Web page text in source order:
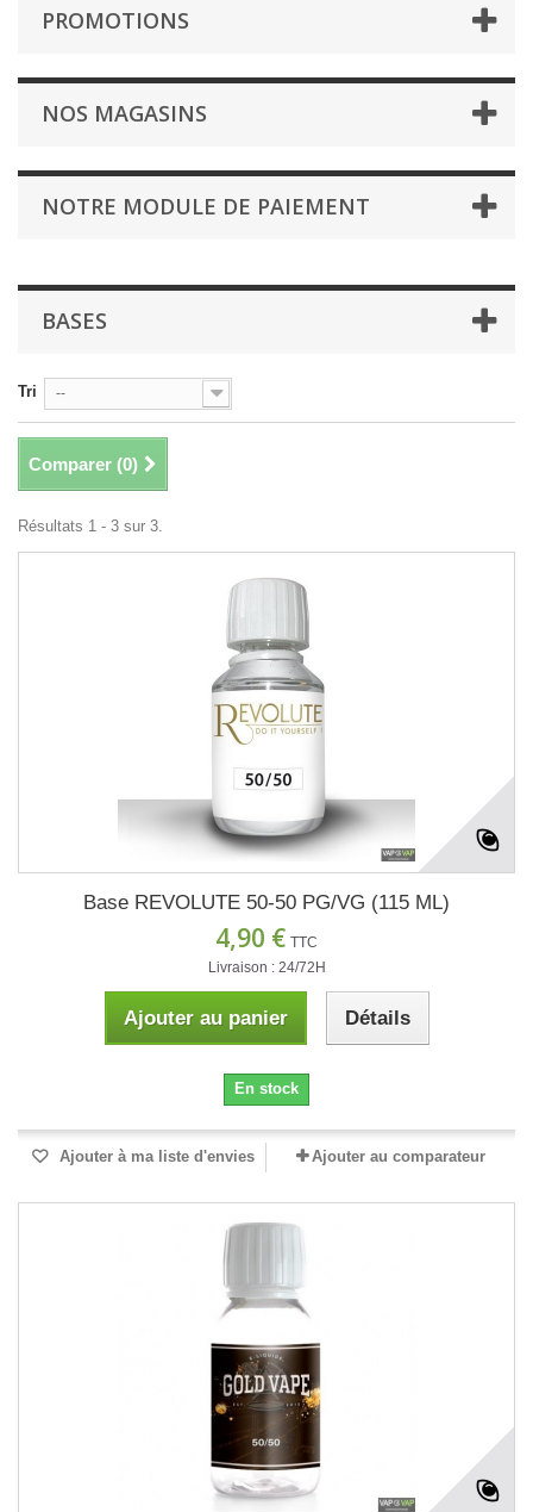
PROMOTIONS
NOS MAGASINS
NOTRE MODULE DE PAIEMENT
BASES
Tri --
Comparer (0)
Résultats 1 - 3 sur 3.
Base REVOLUTE 50-50 PG/VG (115 ML)
4,90 € TTC
Livraison : 24/72H
Ajouter au panier Détails
En stock
Ajouter à ma liste d'envies Ajouter au comparateur